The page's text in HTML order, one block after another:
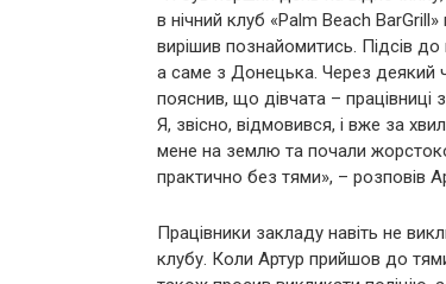
в нічний клуб «Palm Beach
вирішив познайомитись. Підсів
а саме з Донецька. Через деякий
пояснив, що дівчата –
Я, звісно, відмовився, і вже за
мене на землю та почали
практично без тями», – розповів
Працівники закладу навіть не
клубу. Коли Артур прийшов до